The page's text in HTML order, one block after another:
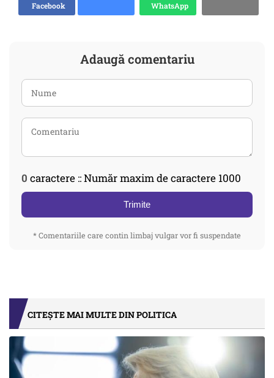
Facebook
WhatsApp
Adaugă comentariu
0 caractere :: Număr maxim de caractere 1000
Trimite
* Comentariile care contin limbaj vulgar vor fi suspendate
CITEȘTE MAI MULTE DIN POLITICA